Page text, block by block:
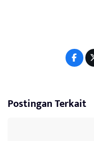
Postingan Terkait